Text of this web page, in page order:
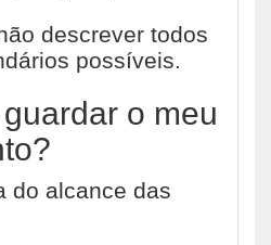
descrever todos
possíveis.
o meu
do alcance das